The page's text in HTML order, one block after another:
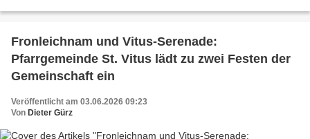
Fronleichnam und Vitus-Serenade:
Pfarrgemeinde St. Vitus lädt zu zwei Festen der
Gemeinschaft ein
Veröffentlicht am 03.06.2026 09:23
Von Dieter Gürz